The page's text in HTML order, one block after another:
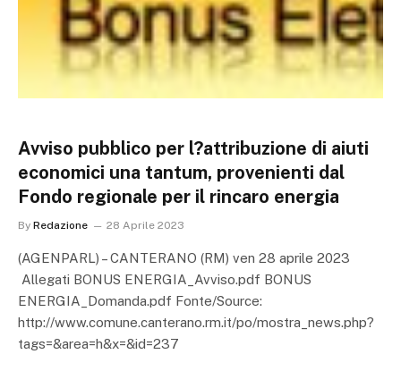
Avviso pubblico per l?attribuzione di aiuti
economici una tantum, provenienti dal
Fondo regionale per il rincaro energia
By Redazione 28 Aprile 2023
(AGENPARL) – CANTERANO (RM) ven 28 aprile 2023
Allegati BONUS ENERGIA_Avviso.pdf BONUS
ENERGIA_Domanda.pdf Fonte/Source:
http://www.comune.canterano.rm.it/po/mostra_news.php?
tags=&area=h&x=&id=237